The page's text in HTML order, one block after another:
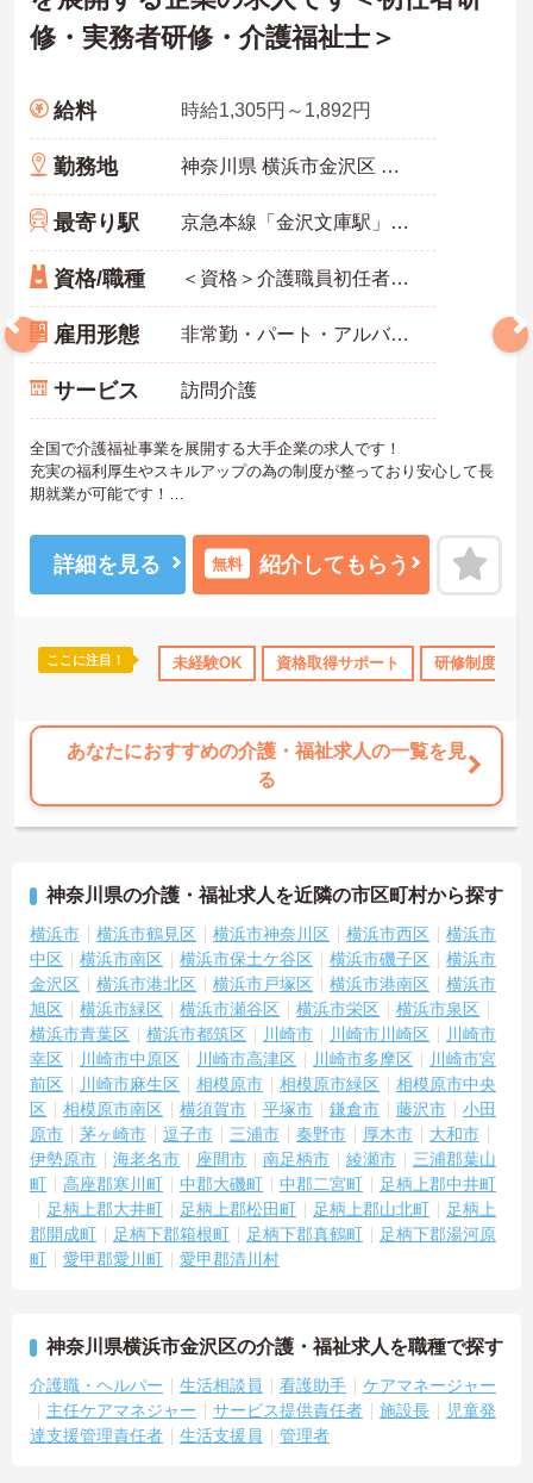
・横浜エリアで20年以上にわたり、創業から継続して黒字経営を達
成している確固たる経営基盤のもとで、将来的な法人の存続不安を
め、働きながら介護職としての専門性や思考力をさらに深めていけ
険完備 交通費支給
修・実務者研修・介護福祉士＞
給料 時給1,305円～1,892円
勤務地 神奈川県 横浜市金沢区 町屋町10-2 ラ・メール金沢102
最寄り駅 京急本線「金沢文庫駅」徒歩12分
資格/職種 ＜資格＞介護職員初任者研修(旧ヘルパー2級)以上 必須 ＜経験＞不問
雇用形態 非常勤・パート・アルバイト
サービス 訪問介護
全国で介護福祉事業を展開する大手企業の求人です！
充実の福利厚生やスキルアップの為の制度が整っており安心して長
期就業が可能です！
すのでお気軽にご相談ください。
詳細を見る 無料 紹介してもらう
ここに注目！ 未経験OK 資格取得サポート 研修制度あり
あなたにおすすめの介護・福祉求人の一覧を見
る
神奈川県の介護・福祉求人を近隣の市区町村から探す
横浜市 横浜市鶴見区 横浜市神奈川区 横浜市西区
横浜市
中区
横浜市南区 横浜市保土ケ谷区 横浜市磯子区
横浜市
金沢区
横浜市港北区 横浜市戸塚区 横浜市港南区
横浜市
旭区
横浜市緑区 横浜市瀬谷区 横浜市栄区
横浜市泉区
横浜市青葉区
横浜市都筑区 川崎市 川崎市川崎区
川崎市
幸区
川崎市中原区 川崎市高津区 川崎市多摩区
川崎市宮
前区
川崎市麻生区 相模原市 相模原市緑区
相模原市中央
区
相模原市南区 横須賀市 平塚市 鎌倉市 藤沢市
小田
原市
茅ヶ崎市 逗子市 三浦市 秦野市 厚木市
大和市
伊勢原市
海老名市 座間市 南足柄市 綾瀬市
三浦郡葉山
町
高座郡寒川町 中郡大磯町 中郡二宮町
足柄上郡中井町
足柄上郡大井町
足柄上郡松田町 足柄上郡山北町
足柄上
郡開成町
足柄下郡箱根町 足柄下郡真鶴町
足柄下郡湯河原
町
愛甲郡愛川町 愛甲郡清川村
神奈川県横浜市金沢区の介護・福祉求人を職種で探す
介護職・ヘルパー 生活相談員 看護助手
ケアマネージャー
主任ケアマネジャー
サービス提供責任者 施設長
児童発
達支援管理責任者
生活支援員 管理者